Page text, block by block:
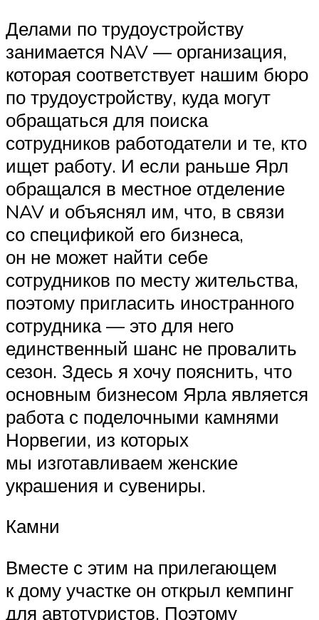
Делами по трудоустройству
занимается NAV — организация,
которая соответствует нашим бюро
по трудоустройству, куда могут
обращаться для поиска
сотрудников работодатели и те, кто
ищет работу. И если раньше Ярл
обращался в местное отделение
NAV и объяснял им, что, в связи
со спецификой его бизнеса,
он не может найти себе
сотрудников по месту жительства,
поэтому пригласить иностранного
сотрудника — это для него
единственный шанс не провалить
сезон. Здесь я хочу пояснить, что
основным бизнесом Ярла является
работа с поделочными камнями
Норвегии, из которых
мы изготавливаем женские
украшения и сувениры.
Камни
Вместе с этим на прилегающем
к дому участке он открыл кемпинг
для автотуристов. Поэтому